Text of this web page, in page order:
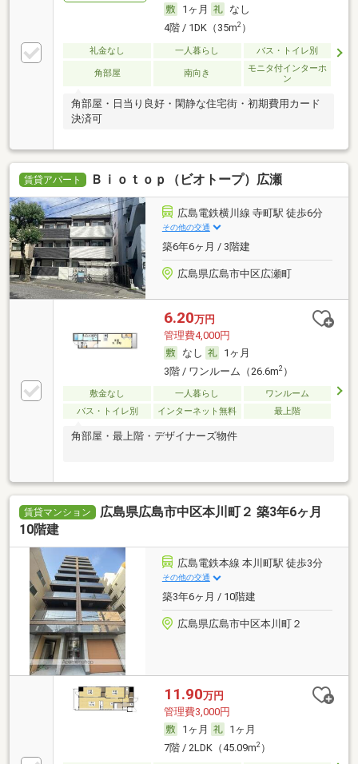
1ヶ月
なし
4階 / 1DK（35m2）
礼金なし 一人暮らし バス・トイレ別
角部屋 南向き
モニタ付インターホ
ン
角部屋・日当り良好・閑静な住宅街・初期費用カード
決済可
賃貸アパート Ｂｉｏｔｏｐ（ビオトープ）広瀬
広島電鉄横川線 寺町駅 徒歩6分
その他の交通
築6年6ヶ月 / 3階建
広島県広島市中区広瀬町
6.20万円
管理費4,000円
なし
1ヶ月
3階 / ワンルーム（26.6m2）
敷金なし 一人暮らし
ワンルーム
バス・トイレ別
インターネット無料 最上階
角部屋・最上階・デザイナーズ物件
賃貸マンション
広島県広島市中区本川町２ 築3年6ヶ月
10階建
広島電鉄本線 本川町駅 徒歩3分
その他の交通
築3年6ヶ月 / 10階建
広島県広島市中区本川町２
11.90万円
管理費3,000円
1ヶ月
1ヶ月
7階 / 2LDK（45.09m2）